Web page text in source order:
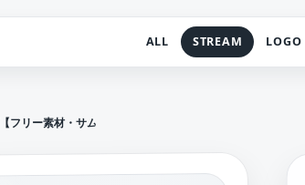
ALL STREAM LOGO
リー素材・サムネ素材】